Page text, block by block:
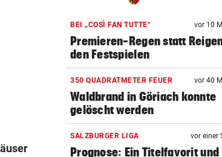
BEI „COSÌ FAN TUTTE“ vor 10
Premieren-Regen statt
den Festspielen
350 QUADRATMETER FEUER vor 40
Waldbrand in Göriach konnte
gelöscht werden
SALZBURGER LIGA vor einer
Prognose: Ein Titelfavorit und